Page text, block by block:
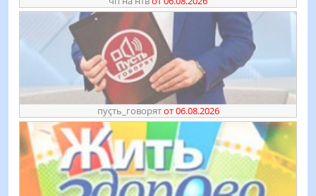
пуҫть_говорятот 06.08.2026